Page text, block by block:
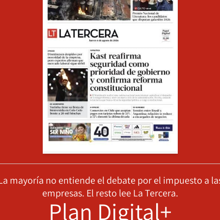
mayoría no entiende el debate por el impuesto a
empresas. El resto lee La Tercera.
Plan Digital+